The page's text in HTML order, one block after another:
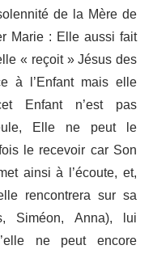
de la Mère de
Marie : Elle aussi fait
« reçoit » Jésus des
à l’Enfant mais elle
Enfant n’est pas
Elle ne peut le
le recevoir car Son
ainsi à l’écoute, et,
rencontrera sur sa
Siméon, Anna), lui
ne peut encore